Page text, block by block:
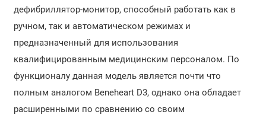
дефибриллятор-монитор, способный работать как в
ручном, так и автоматическом режимах и
предназначенный для использования
квалифицированным медицинским персоналом. По
функционалу данная модель является почти что
полным аналогом Beneheart D3, однако она обладает
расширенными по сравнению со своим